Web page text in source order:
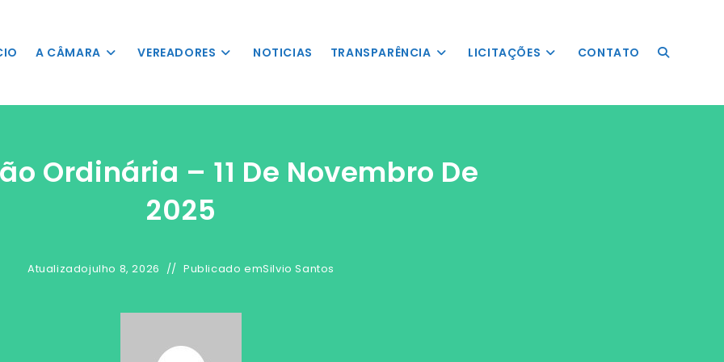
A CÂMARA VEREADORES NOTICIAS TRANSPARÊNCIA LICITAÇÕES CONTATO ALTERNAR
Ordinária – 11 De Novembro De
2025
Atualizadojulho 8, 2026 Publicado emSilvio Santos